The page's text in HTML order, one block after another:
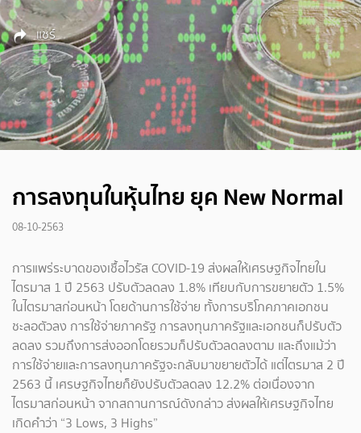
แชร์
การลงทุนในหุ้นไทย ยุค New Normal
08-10-2563
การแพร่ระบาดของเชื้อไวรัส COVID-19 ส่งผลให้เศรษฐกิจไทยใน
ไตรมาส 1 ปี 2563 ปรับตัวลดลง 1.8% เทียบกับการขยายตัว 1.5%
ในไตรมาสก่อนหน้า โดยด้านการใช้จ่าย ทั้งการบริโภคภาคเอกชน
ชะลอตัวลง การใช้จ่ายภาครัฐ การลงทุนภาครัฐและเอกชนก็ปรับตัว
ลดลง รวมถึงการส่งออกโดยรวมก็ปรับตัวลดลงตาม และถึงแม้ว่า
การใช้จ่ายและการลงทุนภาครัฐจะกลับมาขยายตัวได้ แต่ไตรมาส 2 ปี
2563 นี้ เศรษฐกิจไทยก็ยังปรับตัวลดลง 12.2% ต่อเนื่องจาก
ไตรมาสก่อนหน้า จากสถานการณ์ดังกล่าว ส่งผลให้เศรษฐกิจไทย
เกิดคำว่า “3 Lows, 3 Highs”